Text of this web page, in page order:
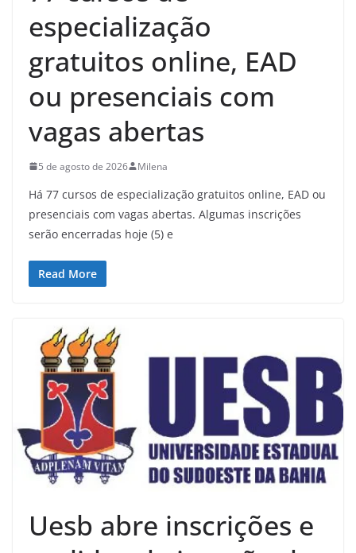
especialização
gratuitos online, EAD
ou presenciais com
vagas abertas
5 de agosto de 2026 Milena
Há 77 cursos de especialização gratuitos online, EAD ou
presenciais com vagas abertas. Algumas inscrições
serão encerradas hoje (5) e
Read More
Uesb abre inscrições e